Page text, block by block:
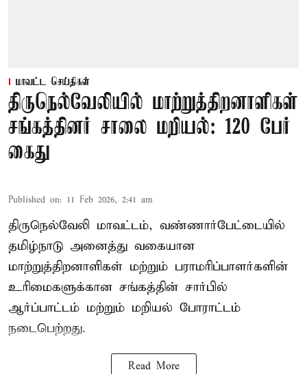
மாவட்ட செய்திகள்
திருநெல்வேலியில் மாற்றுத்திறனாளிகள்
சங்கத்தினர் சாலை மறியல்: 120 பேர்
கைது
Published on: 11 Feb 2026, 2:41 am
திருநெல்வேலி மாவட்டம், வண்ணார்பேட்டையில்
தமிழ்நாடு அனைத்து வகையான
மாற்றுத்திறனாளிகள் மற்றும் பராமரிப்பாளர்களின்
உரிமைகளுக்கான சங்கத்தின் சார்பில்
ஆர்ப்பாட்டம் மற்றும் மறியல் போராட்டம்
நடைபெற்றது.
Read More